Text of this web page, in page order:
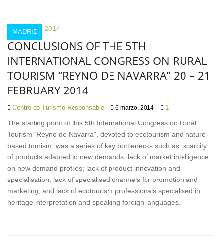
MADRID
CONCLUSIONS OF THE 5TH
INTERNATIONAL CONGRESS ON RURAL
TOURISM “REYNO DE NAVARRA” 20 – 21
FEBRUARY 2014
Centro de Turismo Responsable 6 marzo, 2014 1
The starting point of this 5th International Congress on Rural
Tourism “Reyno de Navarra”, devoted to ecotourism and nature-
based tourism, was a series of key bottlenecks such as: scarcity
of products adapted to new demands; lack of market intelligence
on new demand profiles; lack of product innovation and
specialisation; lack of specialised channels for promotion and
marketing; and lack of ecotourism professionals specialised in
heritage interpretation and speaking foreign languages.